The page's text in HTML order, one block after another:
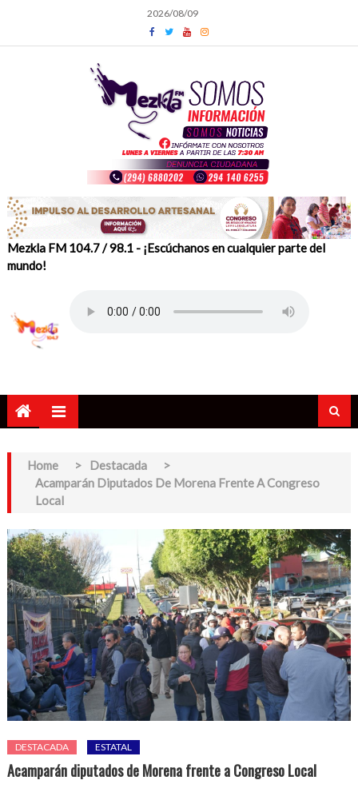
content
2026/08/09
Mezkla FM 104.7 / 98.1 - ¡Escúchanos en cualquier parte del
mundo!
Home > Destacada
>
Acamparán Diputados De Morena Frente A Congreso
Local
DESTACADA ESTATAL
Acamparán diputados de Morena frente a Congreso Local